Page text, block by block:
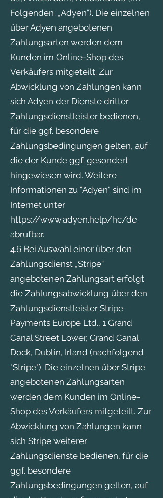
Folgenden: „Adyen“). Die einzelnen
über Adyen angebotenen
Zahlungsarten werden dem
Kunden im Online-Shop des
Verkäufers mitgeteilt. Zur
Abwicklung von Zahlungen kann
sich Adyen der Dienste dritter
Zahlungsdienstleister bedienen,
für die ggf. besondere
Zahlungsbedingungen gelten, auf
die der Kunde ggf. gesondert
hingewiesen wird. Weitere
Informationen zu "Adyen" sind im
Internet unter
https://www.adyen.help/hc/de
abrufbar.
4.6 Bei Auswahl einer über den
Zahlungsdienst „Stripe“
angebotenen Zahlungsart erfolgt
die Zahlungsabwicklung über den
Zahlungsdienstleister Stripe
Payments Europe Ltd., 1 Grand
Canal Street Lower, Grand Canal
Dock, Dublin, Irland (nachfolgend
"Stripe"). Die einzelnen über Stripe
angebotenen Zahlungsarten
werden dem Kunden im Online-
Shop des Verkäufers mitgeteilt. Zur
Abwicklung von Zahlungen kann
sich Stripe weiterer
Zahlungsdienste bedienen, für die
ggf. besondere
Zahlungsbedingungen gelten, auf